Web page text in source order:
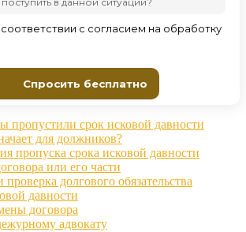
пропустили срок исковой давности
для должников?
пропуска срока исковой давности
или его части
проверка долгового обязательства
давности
договора
адвокату